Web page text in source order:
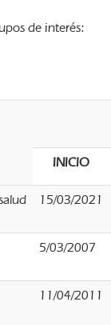
de interés:
INICIO
15/03/2021
5/03/2007
11/04/2011